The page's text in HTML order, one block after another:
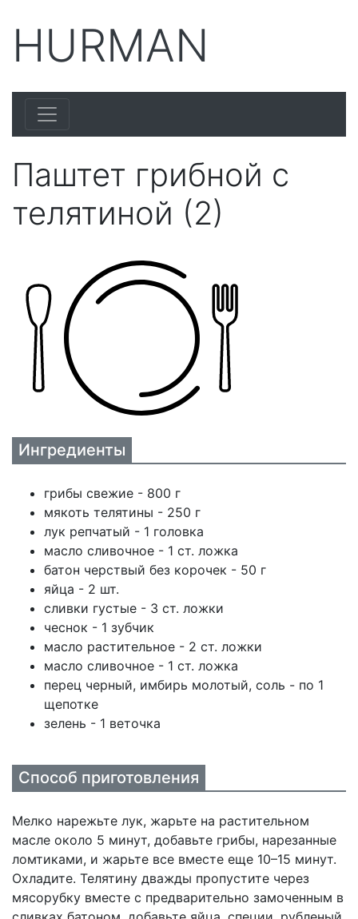
HURMAN
Паштет грибной с
телятиной (2)
Ингредиенты
грибы свежие - 800 г
мякоть телятины - 250 г
лук репчатый - 1 головка
масло сливочное - 1 ст. ложка
батон черствый без корочек - 50 г
яйца - 2 шт.
сливки густые - 3 ст. ложки
чеснок - 1 зубчик
масло растительное - 2 ст. ложки
масло сливочное - 1 ст. ложка
перец черный, имбирь молотый, соль - по 1
щепотке
зелень - 1 веточка
Способ приготовления
Мелко нарежьте лук, жарьте на растительном
масле около 5 минут, добавьте грибы, нарезанные
ломтиками, и жарьте все вместе еще 10–15 минут.
Охладите. Телятину дважды пропустите через
мясорубку вместе с предварительно замоченным в